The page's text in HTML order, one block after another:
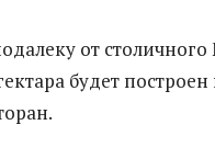
от
будет